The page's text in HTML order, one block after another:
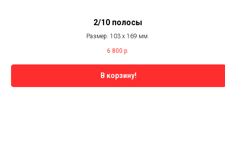
2/10 полосы
Размер: 103 х 169 мм.
6 800 р.
В корзину!